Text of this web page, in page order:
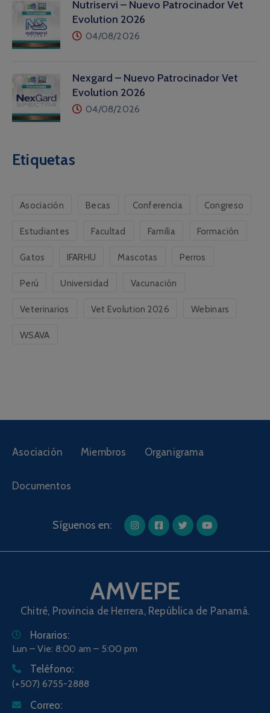
Nutriservi – Nuevo Patrocinador Vet
Evolution 2026
04/08/2026
Nexgard – Nuevo Patrocinador Vet
Evolution 2026
04/08/2026
Etiquetas
Asociación Becas Conferencia Congreso
Estudiantes Facultad Familia Formación
Gatos IFARHU Mascotas Perros
Perú Universidad Vacunación
Veterinarios Vet Evolution 2026 Webinars
WSAVA
Asociación Miembros Organigrama
Documentos
Síguenos en:
AMVEPE
Chitré, Provincia de Herrera, República de Panamá.
Horarios:
Lun – Vie: 8:00 am – 5:00 pm
Teléfono:
(+507) 6755-2888
Correo: